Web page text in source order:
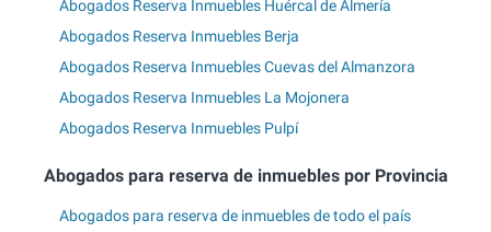
Abogados Reserva Inmuebles Huércal de Almería
Abogados Reserva Inmuebles Berja
Abogados Reserva Inmuebles Cuevas del Almanzora
Abogados Reserva Inmuebles La Mojonera
Abogados Reserva Inmuebles Pulpí
Abogados para reserva de inmuebles por Provincia
Abogados para reserva de inmuebles de todo el país